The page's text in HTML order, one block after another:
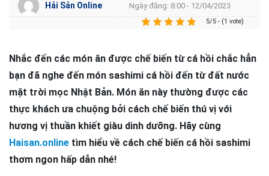
Hải Sản Online Ngày đăng: 8:00 - 12/04/2023
5/5 - (1 vote)
Nhắc đến các món ăn được chế biến từ cá hồi chắc hẳn
bạn đã nghe đến món sashimi cá hồi đến từ đất nước
mặt trời mọc Nhật Bản. Món ăn này thường được các
thực khách ưa chuộng bởi cách chế biến thú vị với
hương vị thuần khiết giàu dinh dưỡng. Hãy cùng
Haisan.online tìm hiểu về cách chế biến cá hồi sashimi
thơm ngon hấp dẫn nhé!